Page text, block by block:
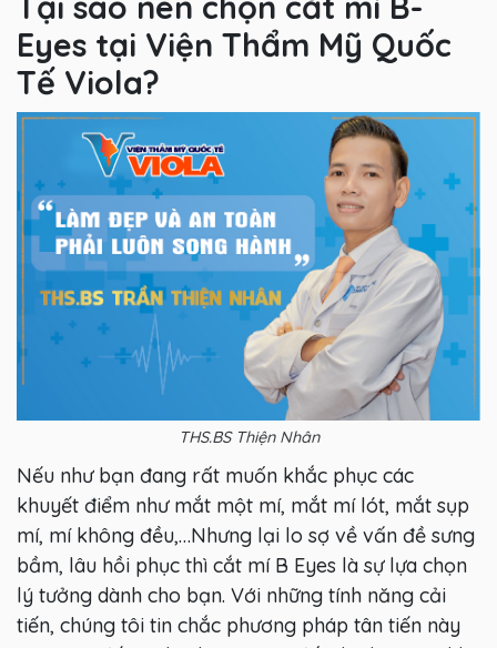
Eyes tại Viện Thẩm Mỹ Quốc
Tế Viola?
THS.BS Thiện Nhân
Nếu như bạn đang rất muốn khắc phục các
khuyết điểm như mắt một mí, mắt mí lót, mắt sụp
mí, mí không đều,…Nhưng lại lo sợ về vấn đề sưng
bầm, lâu hồi phục thì cắt mí B Eyes là sự lựa chọn
lý tưởng dành cho bạn. Với những tính năng cải
tiến, chúng tôi tin chắc phương pháp tân tiến này